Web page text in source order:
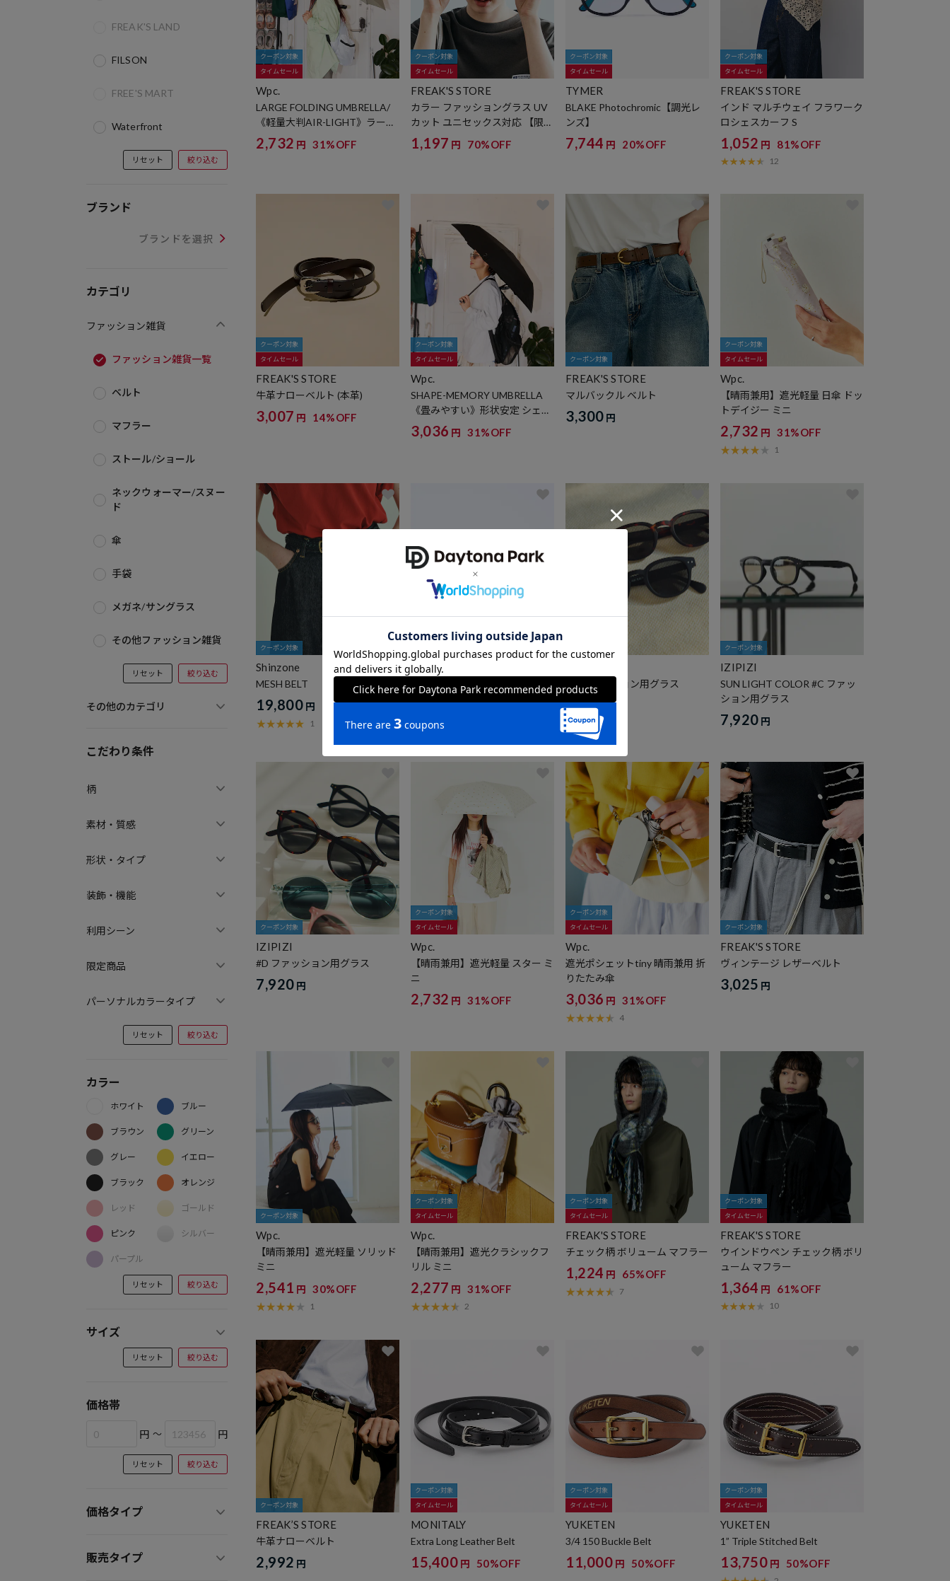
FREAK'S LAND
FILSON
FREE'S MART
Waterfront
リセット 絞り込む
ブランド
ブランドを選択
カテゴリ
ファッション雑貨
ファッション雑貨一覧
ベルト
マフラー
ストール/ショール
ネックウォーマー/スヌー
ド
傘
手袋
メガネ/サングラス
その他ファッション雑貨
リセット 絞り込む
その他のカテゴリ
こだわり条件
柄
素材・質感
形状・タイプ
装飾・機能
利用シーン
限定商品
パーソナルカラータイプ
リセット 絞り込む
カラー
ホワイト
ブラウン
グレー
ブラック
レッド
ピンク
パープル
ブルー
グリーン
イエロー
オレンジ
ゴールド
シルバー
リセット 絞り込む
サイズ
リセット 絞り込む
価格帯
円 ～ 円
リセット 絞り込む
価格タイプ
販売タイプ
クーポン対象
タイムセール
Wpc.
LARGE FOLDING UMBRELLA/
《軽量大判AIR-LIGHT》ラージ
フォールディング アンブレラ
2,732 円 31%OFF
クーポン対象
タイムセール
FREAK'S STORE
カラー ファッショングラス UV
カット ユニセックス対応 【限定
展開】
1,197 円 70%OFF
クーポン対象
タイムセール
TYMER
BLAKE Photochromic【調光レ
ンズ】
7,744 円 20%OFF
クーポン対象
タイムセール
FREAK'S STORE
インド マルチウェイ フラワーク
ロシェスカーフ S
1,052 円 81%OFF
12
クーポン対象
タイムセール
FREAK'S STORE
牛革ナローベルト (本革)
3,007 円 14%OFF
クーポン対象
タイムセール
Wpc.
SHAPE-MEMORY UMBRELLA
《畳みやすい》形状安定 シェイ
プメモリー アンブレラ
3,036 円 31%OFF
クーポン対象
FREAK'S STORE
マルバックル ベルト
3,300 円
クーポン対象
タイムセール
Wpc.
【晴雨兼用】遮光軽量 日傘 ドッ
トデイジー ミニ
2,732 円 31%OFF
1
クーポン対象
Shinzone
MESH BELT
19,800 円
1
OWNDAYS
OWNDAYS × FREAK'S STORE /
オンデーズ コラボ サングラス T
10,000
#C ファッション用グラス
7,920円
クーポン対象
IZIPIZI
SUN LIGHT COLOR #C ファッ
ション用グラス
7,920 円
クーポン対象
IZIPIZI
#D ファッション用グラス
7,920 円
クーポン対象
タイムセール
Wpc.
【晴雨兼用】遮光軽量 スター ミ
ニ
2,732 円 31%OFF
クーポン対象
タイムセール
Wpc.
遮光ポシェットtiny 晴雨兼用 折
りたたみ傘
3,036 円 31%OFF
4
クーポン対象
FREAK'S STORE
ヴィンテージ レザーベルト
3,025 円
クーポン対象
Wpc.
【晴雨兼用】遮光軽量 ソリッド
ミニ
2,541 円 30%OFF
1
クーポン対象
タイムセール
Wpc.
【晴雨兼用】遮光クラシックフ
リル ミニ
2,277 円 31%OFF
2
クーポン対象
タイムセール
FREAK'S STORE
チェック柄 ボリューム マフラー
1,224 円 65%OFF
7
クーポン対象
タイムセール
FREAK'S STORE
ウインドウペン チェック柄 ボリ
ューム マフラー
1,364 円 61%OFF
10
クーポン対象
FREAK’S STORE
牛革ナローベルト
2,992 円
クーポン対象
タイムセール
MONITALY
Extra Long Leather Belt
15,400 円 50%OFF
クーポン対象
タイムセール
YUKETEN
3/4 150 Buckle Belt
11,000 円 50%OFF
クーポン対象
タイムセール
YUKETEN
1” Triple Stitched Belt
13,750 円 50%OFF